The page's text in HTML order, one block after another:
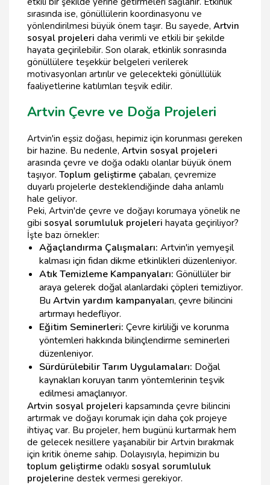
sırasında ise, gönüllülerin koordinasyonu ve
yönlendirilmesi büyük önem taşır. Bu sayede, Artvin
sosyal projeleri daha verimli ve etkili bir şekilde
hayata geçirilebilir. Son olarak, etkinlik sonrasında
gönüllülere teşekkür belgeleri verilerek
motivasyonları artırılır ve gelecekteki gönüllülük
faaliyetlerine katılımları teşvik edilir.
Artvin Çevre ve Doğa Projeleri
Artvin'in eşsiz doğası, hepimiz için korunması gereken
bir hazine. Bu nedenle, Artvin sosyal projeleri
arasında çevre ve doğa odaklı olanlar büyük önem
taşıyor. Toplum geliştirme çabaları, çevremize
duyarlı projelerle desteklendiğinde daha anlamlı
hale geliyor.
Peki, Artvin'de çevre ve doğayı korumaya yönelik ne
gibi sosyal sorumluluk projeleri hayata geçiriliyor?
İşte bazı örnekler:
Ağaçlandırma Çalışmaları: Artvin'in yemyeşil
kalması için fidan dikme etkinlikleri düzenleniyor.
Atık Temizleme Kampanyaları: Gönüllüler bir
araya gelerek doğal alanlardaki çöpleri temizliyor.
Bu Artvin yardım kampanyaları, çevre bilincini
artırmayı hedefliyor.
Eğitim Seminerleri: Çevre kirliliği ve korunma
yöntemleri hakkında bilinçlendirme seminerleri
düzenleniyor.
Sürdürülebilir Tarım Uygulamaları: Doğal
kaynakları koruyan tarım yöntemlerinin teşvik
edilmesi amaçlanıyor.
Artvin sosyal projeleri kapsamında çevre bilincini
artırmak ve doğayı korumak için daha çok projeye
ihtiyaç var. Bu projeler, hem bugünü kurtarmak hem
de gelecek nesillere yaşanabilir bir Artvin bırakmak
için kritik öneme sahip. Dolayısıyla, hepimizin bu
toplum geliştirme odaklı sosyal sorumluluk
projelerine destek vermesi gerekiyor.